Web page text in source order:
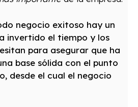
negocio exitoso hay un
invertido el tiempo y los
para asegurar que ha
base sólida con el punto
desde el cual el negocio